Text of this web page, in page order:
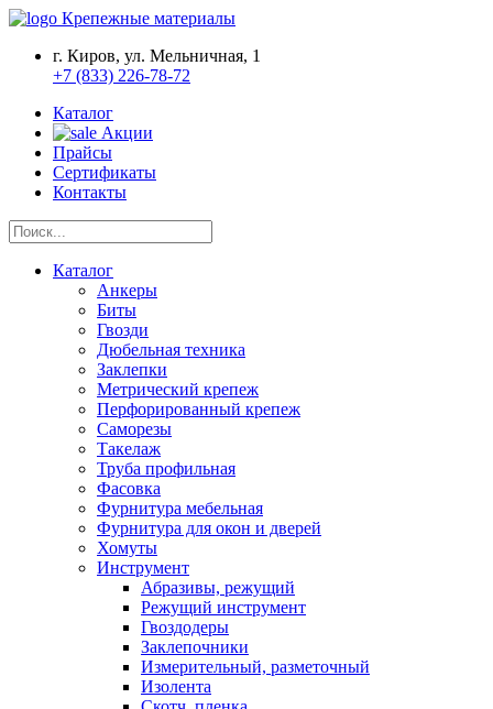
Крепежные материалы
г. Киров, ул. Мельничная, 1
+7 (833) 226-78-72
Каталог
Акции
Прайсы
Сертификаты
Контакты
Каталог
Анкеры
Биты
Гвозди
Дюбельная техника
Заклепки
Метрический крепеж
Перфорированный крепеж
Саморезы
Такелаж
Труба профильная
Фасовка
Фурнитура мебельная
Фурнитура для окон и дверей
Хомуты
Инструмент
Абразивы, режущий
Режущий инструмент
Гвоздодеры
Заклепочники
Измерительный, разметочный
Изолента